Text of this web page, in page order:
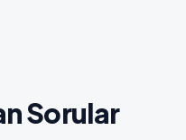
Sorular